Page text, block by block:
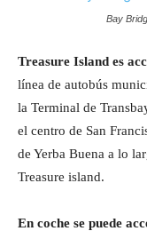
Bay
Treasure Island es
línea de autobús
la Terminal de
el centro de San
de Yerba Buena a lo
Treasure island.
En coche se puede